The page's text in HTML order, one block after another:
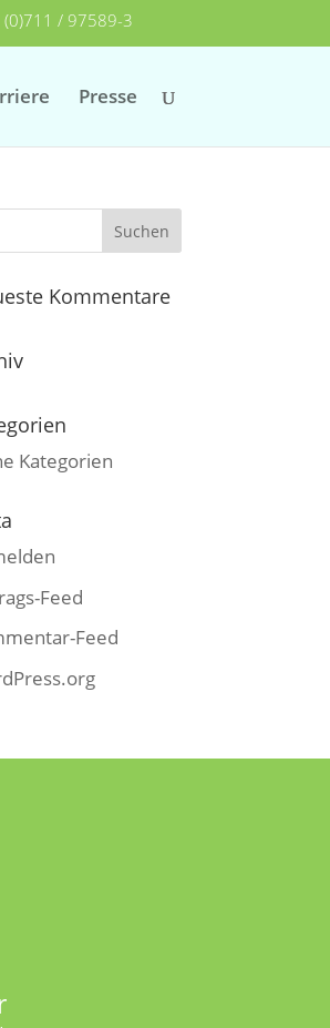
(0)711 / 97589-3
Presse
Kommentare
Kategorien
Feed
Feed